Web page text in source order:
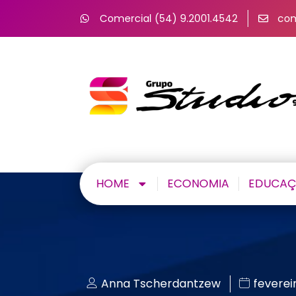
Comercial (54) 9.2001.4542
HOME ECONOMIA
Anna Tscherdantzew